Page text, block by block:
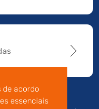
de acordo
essenciais